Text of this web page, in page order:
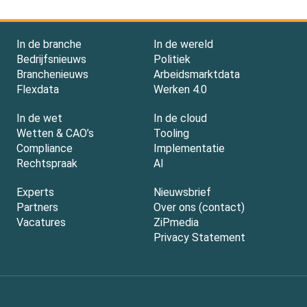
In de branche
Bedrijfsnieuws
Branchenieuws
Flexdata
In de wereld
Politiek
Arbeidsmarktdata
Werken 4.0
In de wet
Wetten & CAO’s
Compliance
Rechtspraak
In de cloud
Tooling
Implementatie
AI
Experts
Partners
Vacatures
Nieuwsbrief
Over ons (contact)
ZiPmedia
Privacy Statement